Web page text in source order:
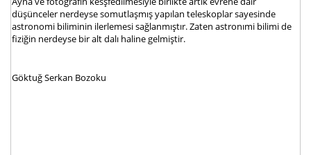
düşünceler nerdeyse somutlaşmış yapılan teleskoplar sayesinde
astronomi biliminin ilerlemesi sağlanmıştır. Zaten astronımi bilimi de
fiziğin nerdeyse bir alt dalı haline gelmiştir.
Göktuğ Serkan Bozoku